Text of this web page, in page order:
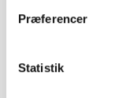
Præferencer
Statistik
Brændekløver på
- ingen strøm